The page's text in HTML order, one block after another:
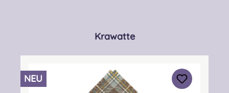
Produktgalerie überspringen
Krawatte
NEU